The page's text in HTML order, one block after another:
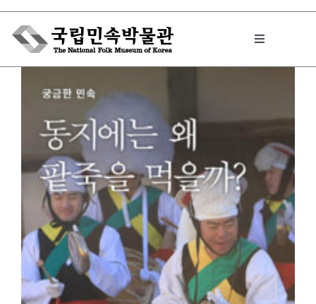
Skip
content
Toggle
박물관에서는
민속이야기
민속 인사이드
원문보기 PDF